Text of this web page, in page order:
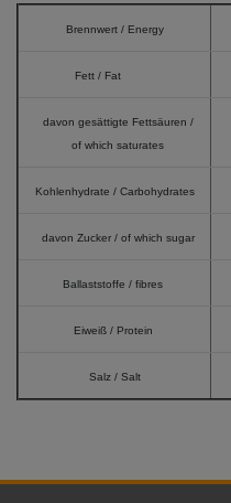
Brennwert / Energy
Fett / Fat
davon gesättigte Fettsäuren /
of which saturates
Kohlenhydrate / Carbohydrates
davon Zucker / of which sugar
Ballaststoffe / fibres
Eiweiß / Protein
Salz / Salt